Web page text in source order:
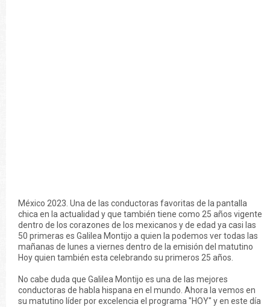
México 2023. Una de las conductoras favoritas de la pantalla
chica en la actualidad y que también tiene como 25 años vigente
dentro de los corazones de los mexicanos y de edad ya casi las
50 primeras es Galilea Montijo a quien la podemos ver todas las
mañanas de lunes a viernes dentro de la emisión del matutino
Hoy quien también esta celebrando su primeros 25 años.
No cabe duda que Galilea Montijo es una de las mejores
conductoras de habla hispana en el mundo. Ahora la vemos en
su matutino líder por excelencia el programa "HOY" y en este día